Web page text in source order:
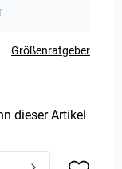
Größenratgeber
dieser Artikel